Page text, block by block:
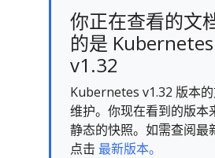
你正在查看的文
的是 Kubernetes
v1.32
Kubernetes v1.32 版本
维护。你现在看到的版本
静态的快照。如需查阅最
点击 最新版本。